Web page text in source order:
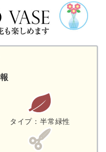
タイプ：半常緑性